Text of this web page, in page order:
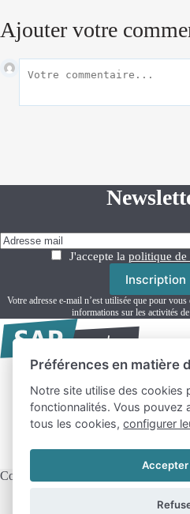
Ajouter votre
J'accepte la politique de
Votre adresse e-mail n’est utilisée que pour
informations sur les activités
Formation SAP
Actualités
Ressources
Freelance SAP
Copyright © 2026 - SAP and co
Préférences en matière
Notre site utilise des cookies
fonctionnalités. Vous pouvez
tous les cookies,configurer